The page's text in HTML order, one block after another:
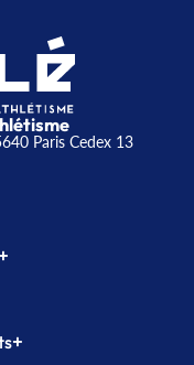
Paris Cedex 13
+
+